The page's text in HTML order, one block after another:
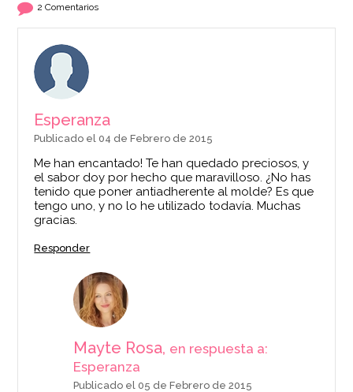
2 Comentarios
Esperanza
Publicado el 04 de Febrero de 2015
Me han encantado! Te han quedado preciosos, y
el sabor doy por hecho que maravilloso. ¿No has
tenido que poner antiadherente al molde? Es que
tengo uno, y no lo he utilizado todavía. Muchas
gracias.
Responder
Mayte Rosa, en respuesta a:
Esperanza
Publicado el 05 de Febrero de 2015